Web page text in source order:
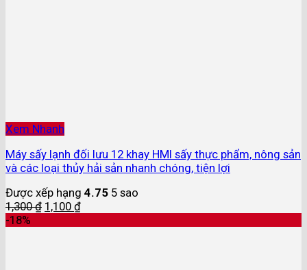
Xem Nhanh
Máy sấy lạnh đối lưu 12 khay HMI sấy thực phẩm, nông sản
và các loại thủy hải sản nhanh chóng, tiện lợi
Được xếp hạng 4.75 5 sao
1,300₫ 1,100 ₫
-18%